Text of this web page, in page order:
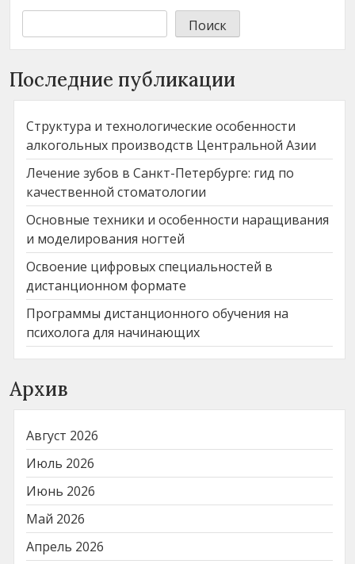
Поиск
Последние публикации
Структура и технологические особенности
алкогольных производств Центральной Азии
Лечение зубов в Санкт-Петербурге: гид по
качественной стоматологии
Основные техники и особенности наращивания
и моделирования ногтей
Освоение цифровых специальностей в
дистанционном формате
Программы дистанционного обучения на
психолога для начинающих
Архив
Август 2026
Июль 2026
Июнь 2026
Май 2026
Апрель 2026